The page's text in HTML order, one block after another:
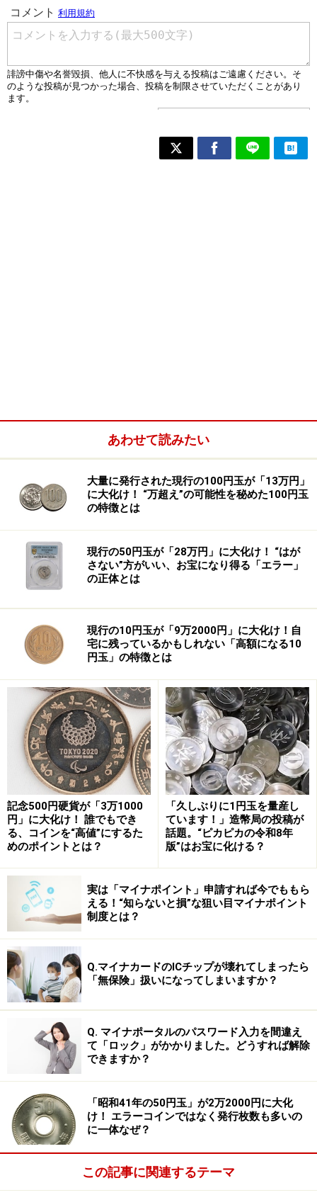
あわせて読みたい
大量に発行された現行の100円玉が「13万円」
に大化け！ “万超え”の可能性を秘めた100円玉
の特徴とは
現行の50円玉が「28万円」に大化け！ “はが
さない”方がいい、お宝になり得る「エラー」
の正体とは
現行の10円玉が「9万2000円」に大化け！自
宅に残っているかもしれない「高額になる10
円玉」の特徴とは
記念500円硬貨が「3万1000
円」に大化け！ 誰でもでき
る、コインを“高値”にするた
めのポイントとは？
「久しぶりに1円玉を量産し
ています！」造幣局の投稿が
話題。“ピカピカの令和8年
版”はお宝に化ける？
実は「マイナポイント」申請すれば今でももら
える！“知らないと損”な狙い目マイナポイント
制度とは？
Q.マイナカードのICチップが壊れてしまったら
「無保険」扱いになってしまいますか？
Q. マイナポータルのパスワード入力を間違え
て「ロック」がかかりました。どうすれば解除
できますか？
「昭和41年の50円玉」が2万2000円に大化
け！ エラーコインではなく発行枚数も多いの
に一体なぜ？
この記事に関連するテーマ